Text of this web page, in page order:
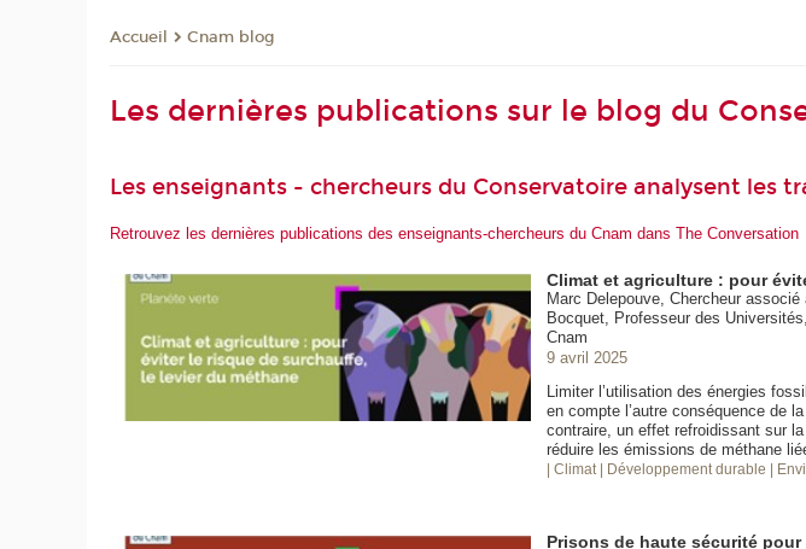
Accueil Cnam blog
Les dernières publications sur le blog du
Les enseignants - chercheurs du Conservatoire analysent les
Retrouvez les dernières publications des enseignants-chercheurs du Cnam dans The Conversation
Climat et agriculture : pour
Marc Delepouve, Chercheur
Bocquet, Professeur des
Cnam
9 avril 2025
Limiter l’utilisation des énergies
en compte l’autre conséquence de
contraire, un effet refroidissant sur
réduire les émissions de méthane
| Climat | Développement durable |
Prisons de haute sécurité